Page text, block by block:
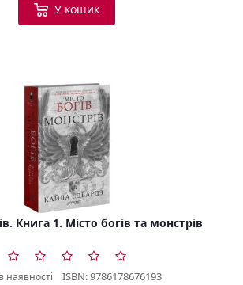
У кошик
Книга 1. Місто богів та монстрів
наявності ISBN: 9786178676193